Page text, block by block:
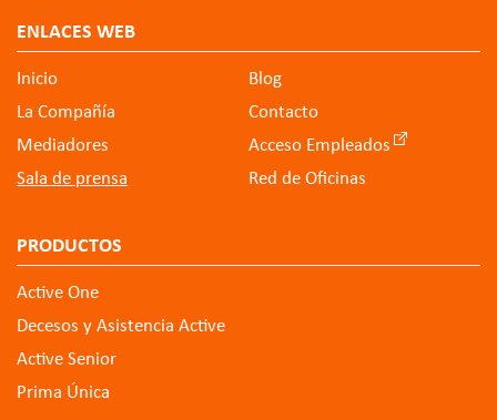
ENLACES WEB
Inicio
La Compañía
Mediadores
Sala de prensa
Blog
Contacto
Acceso Empleados
Red de Oficinas
PRODUCTOS
Active One
Decesos y Asistencia Active
Active Senior
Prima Única